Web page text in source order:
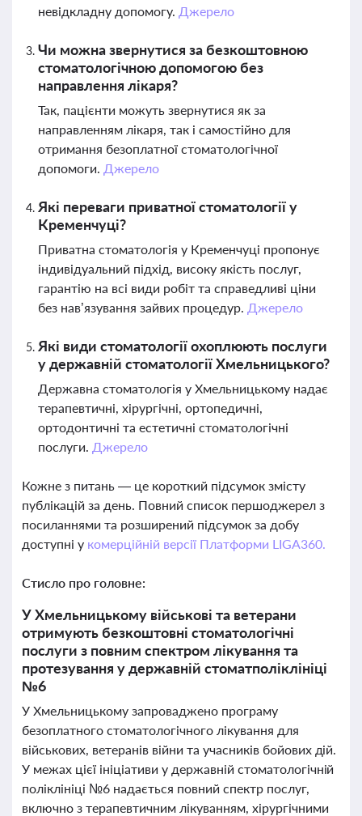
невідкладну допомогу. Джерело
Чи можна звернутися за безкоштовною
стоматологічною допомогою без
направлення лікаря?
Так, пацієнти можуть звернутися як за
направленням лікаря, так і самостійно для
отримання безоплатної стоматологічної
допомоги. Джерело
Які переваги приватної стоматології у
Кременчуці?
Приватна стоматологія у Кременчуці пропонує
індивідуальний підхід, високу якість послуг,
гарантію на всі види робіт та справедливі ціни
без нав’язування зайвих процедур. Джерело
Які види стоматології охоплюють послуги
у державній стоматології Хмельницького?
Державна стоматологія у Хмельницькому надає
терапевтичні, хірургічні, ортопедичні,
ортодонтичні та естетичні стоматологічні
послуги. Джерело
Кожне з питань — це короткий підсумок змісту
публікацій за день. Повний список першоджерел з
посиланнями та розширений підсумок за добу
доступні у комерційній версії Платформи LIGA360.
Стисло про головне:
У Хмельницькому військові та ветерани
отримують безкоштовні стоматологічні
послуги з повним спектром лікування та
протезування у державній стоматполіклініці
№6
У Хмельницькому запроваджено програму
безоплатного стоматологічного лікування для
військових, ветеранів війни та учасників бойових дій.
У межах цієї ініціативи у державній стоматологічній
поліклініці №6 надається повний спектр послуг,
включно з терапевтичним лікуванням, хірургічними